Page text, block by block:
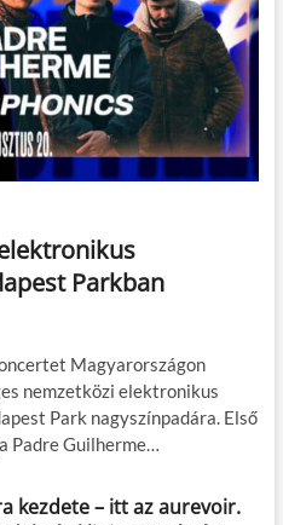
Parkban
Magyarországon
nemzetközi elektronikus
Park nagyszínpadára. Első
Padre Guilherme…
kezdete – itt az aurevoir.